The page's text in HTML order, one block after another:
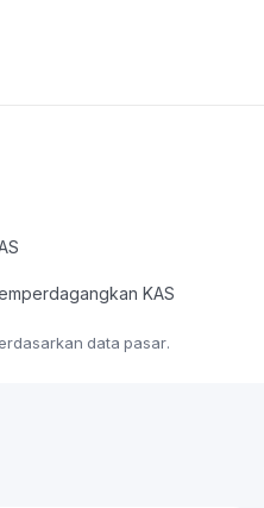
KAS
data pasar.